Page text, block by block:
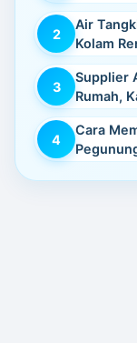
Air
Kolam
Supplier
Rumah,
Cara